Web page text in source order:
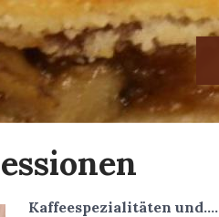
Kaffeespezialitäten und….